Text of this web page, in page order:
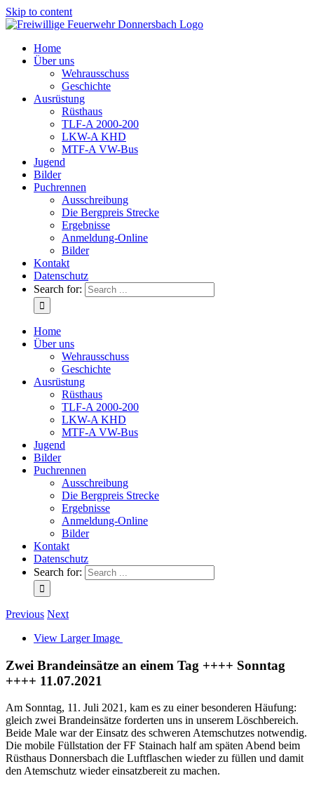
Skip to content
Home
Über uns
Wehrausschuss
Geschichte
Ausrüstung
Rüsthaus
TLF-A 2000-200
LKW-A KHD
MTF-A VW-Bus
Jugend
Bilder
Puchrennen
Ausschreibung
Die Bergpreis Strecke
Ergebnisse
Anmeldung-Online
Bilder
Kontakt
Datenschutz
Search for:
Home
Über uns
Wehrausschuss
Geschichte
Ausrüstung
Rüsthaus
TLF-A 2000-200
LKW-A KHD
MTF-A VW-Bus
Jugend
Bilder
Puchrennen
Ausschreibung
Die Bergpreis Strecke
Ergebnisse
Anmeldung-Online
Bilder
Kontakt
Datenschutz
Search for:
Previous Next
View Larger Image
Zwei Brandeinsätze an einem Tag ++++ Sonntag
++++ 11.07.2021
Am Sonntag, 11. Juli 2021, kam es zu einer besonderen Häufung:
gleich zwei Brandeinsätze forderten uns in unserem Löschbereich.
Beide Male war der Einsatz des schweren Atemschutzes notwendig.
Die mobile Füllstation der FF Stainach half am späten Abend beim
Rüsthaus Donnersbach die Luftflaschen wieder zu füllen und damit
den Atemschutz wieder einsatzbereit zu machen.